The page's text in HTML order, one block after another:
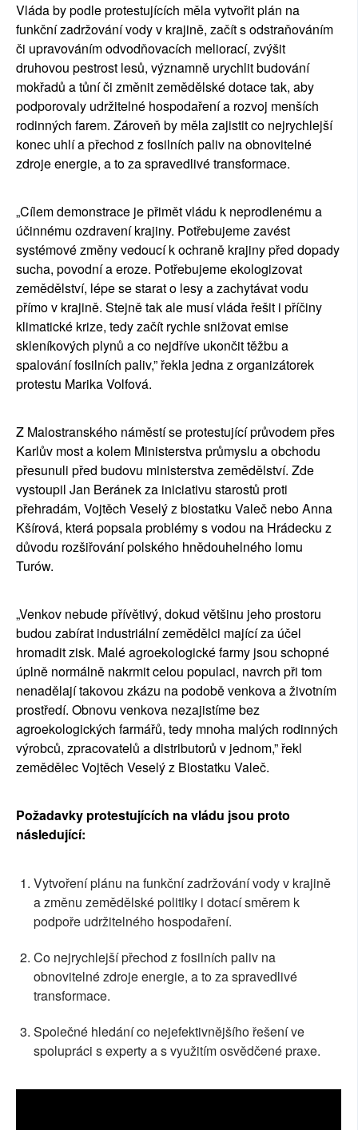
Vláda by podle protestujících měla vytvořit plán na
funkční zadržování vody v krajině, začít s odstraňováním
či upravováním odvodňovacích meliorací, zvýšit
druhovou pestrost lesů, významně urychlit budování
mokřadů a tůní či změnit zemědělské dotace tak, aby
podporovaly udržitelné hospodaření a rozvoj menších
rodinných farem. Zároveň by měla zajistit co nejrychlejší
konec uhlí a přechod z fosilních paliv na obnovitelné
zdroje energie, a to za spravedlivé transformace.
„Cílem demonstrace je přimět vládu k neprodlenému a
účinnému ozdravení krajiny. Potřebujeme zavést
systémové změny vedoucí k ochraně krajiny před dopady
sucha, povodní a eroze. Potřebujeme ekologizovat
zemědělství, lépe se starat o lesy a zachytávat vodu
přímo v krajině. Stejně tak ale musí vláda řešit i příčiny
klimatické krize, tedy začít rychle snižovat emise
skleníkových plynů a co nejdříve ukončit těžbu a
spalování fosilních paliv,” řekla jedna z organizátorek
protestu Marika Volfová.
Z Malostranského náměstí se protestující průvodem přes
Karlův most a kolem Ministerstva průmyslu a obchodu
přesunuli před budovu ministerstva zemědělství. Zde
vystoupil Jan Beránek za iniciativu starostů proti
přehradám, Vojtěch Veselý z biostatku Valeč nebo Anna
Kšírová, která popsala problémy s vodou na Hrádecku z
důvodu rozšiřování polského hnědouhelného lomu
Turów.
„Venkov nebude přívětivý, dokud většinu jeho prostoru
budou zabírat industriální zemědělci mající za účel
hromadit zisk. Malé agroekologické farmy jsou schopné
úplně normálně nakrmit celou populaci, navrch při tom
nenadělají takovou zkázu na podobě venkova a životním
prostředí. Obnovu venkova nezajistíme bez
agroekologických farmářů, tedy mnoha malých rodinných
výrobců, zpracovatelů a distributorů v jednom,” řekl
zemědělec Vojtěch Veselý z Biostatku Valeč.
Požadavky protestujících na vládu jsou proto
následující:
Vytvoření plánu na funkční zadržování vody v krajině
a změnu zemědělské politiky i dotací směrem k
podpoře udržitelného hospodaření.
Co nejrychlejší přechod z fosilních paliv na
obnovitelné zdroje energie, a to za spravedlivé
transformace.
Společné hledání co nejefektivnějšího řešení ve
spolupráci s experty a s využitím osvědčené praxe.